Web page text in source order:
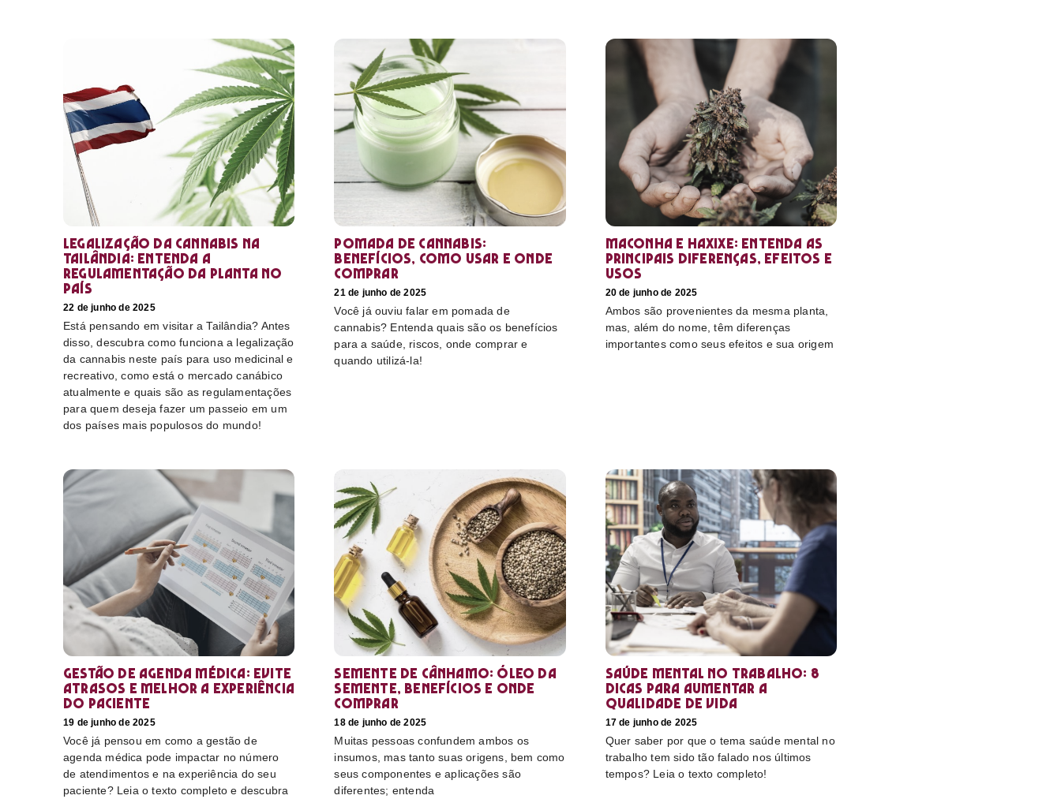
Legalização da cannabis na
Tailândia: Entenda a
regulamentação da planta no
país
22 de junho de 2025
Está pensando em visitar a Tailândia? Antes
disso, descubra como funciona a legalização
da cannabis neste país para uso medicinal e
recreativo, como está o mercado canábico
atualmente e quais são as regulamentações
para quem deseja fazer um passeio em um
dos países mais populosos do mundo!
Pomada de cannabis:
Benefícios, como usar e onde
comprar
21 de junho de 2025
Você já ouviu falar em pomada de
cannabis? Entenda quais são os benefícios
para a saúde, riscos, onde comprar e
quando utilizá-la!
Maconha e haxixe: entenda as
principais diferenças, efeitos e
usos
20 de junho de 2025
Ambos são provenientes da mesma planta,
mas, além do nome, têm diferenças
importantes como seus efeitos e sua origem
Gestão de agenda médica: Evite
atrasos e melhor a experiência
do paciente
19 de junho de 2025
Você já pensou em como a gestão de
agenda médica pode impactar no número
de atendimentos e na experiência do seu
paciente? Leia o texto completo e descubra
Semente de cânhamo: óleo da
semente, benefícios e onde
comprar
18 de junho de 2025
Muitas pessoas confundem ambos os
insumos, mas tanto suas origens, bem como
seus componentes e aplicações são
diferentes; entenda
Saúde mental no trabalho: 8
dicas para aumentar a
qualidade de vida
17 de junho de 2025
Quer saber por que o tema saúde mental no
trabalho tem sido tão falado nos últimos
tempos? Leia o texto completo!